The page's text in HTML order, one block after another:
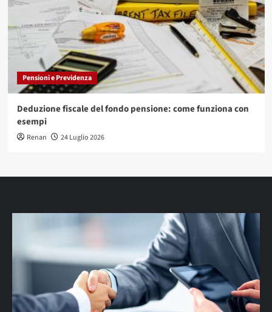
Pensioni e Previdenza
Deduzione fiscale del fondo pensione: come funziona con
esempi
Renan 24 Luglio 2026